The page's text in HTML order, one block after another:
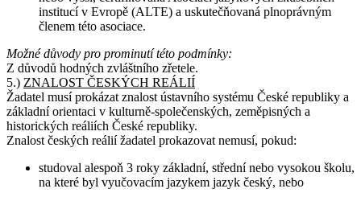
institucí v Evropě (ALTE) a uskutečňovaná plnoprávným
členem této asociace.
Možné důvody pro prominutí této podmínky:
Z důvodů hodných zvláštního zřetele.
5.) ZNALOST ČESKÝCH REÁLIÍ
Žadatel musí prokázat znalost ústavního systému České republiky a
základní orientaci v kulturně-společenských, zeměpisných a
historických reáliích České republiky.
Znalost českých reálií žadatel prokazovat nemusí, pokud:
studoval alespoň 3 roky základní, střední nebo vysokou školu,
na které byl vyučovacím jazykem jazyk český, nebo